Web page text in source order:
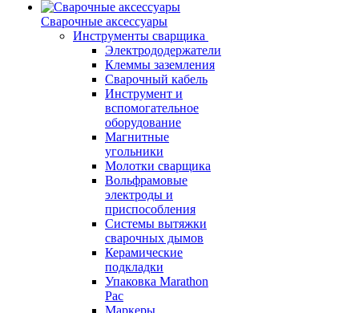
Сварочные аксессуары
Инструменты сварщика
Электрододержатели
Клеммы заземления
Сварочный кабель
Инструмент и
вспомогательное
оборудование
Магнитные
угольники
Молотки сварщика
Вольфрамовые
электроды и
приспособления
Системы вытяжки
сварочных дымов
Керамические
подкладки
Упаковка Marathon
Pac
Маркеры